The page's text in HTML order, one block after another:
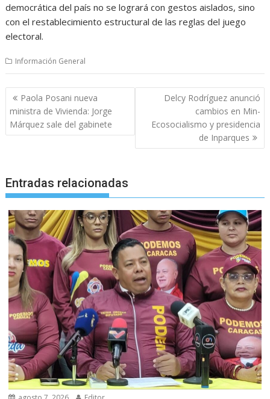
democrática del país no se logrará con gestos aislados, sino
con el restablecimiento estructural de las reglas del juego
electoral.
Información General
Navegación
de
entradas
Paola Posani nueva
ministra de Vivienda: Jorge
Márquez sale del gabinete
Delcy Rodríguez anunció
cambios en Min-
Ecosocialismo y presidencia
de Inparques
Entradas relacionadas